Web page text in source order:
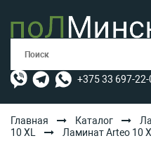
+375 33 697-22-
Главная Каталог
10 XL
Ламинат Arteo 10